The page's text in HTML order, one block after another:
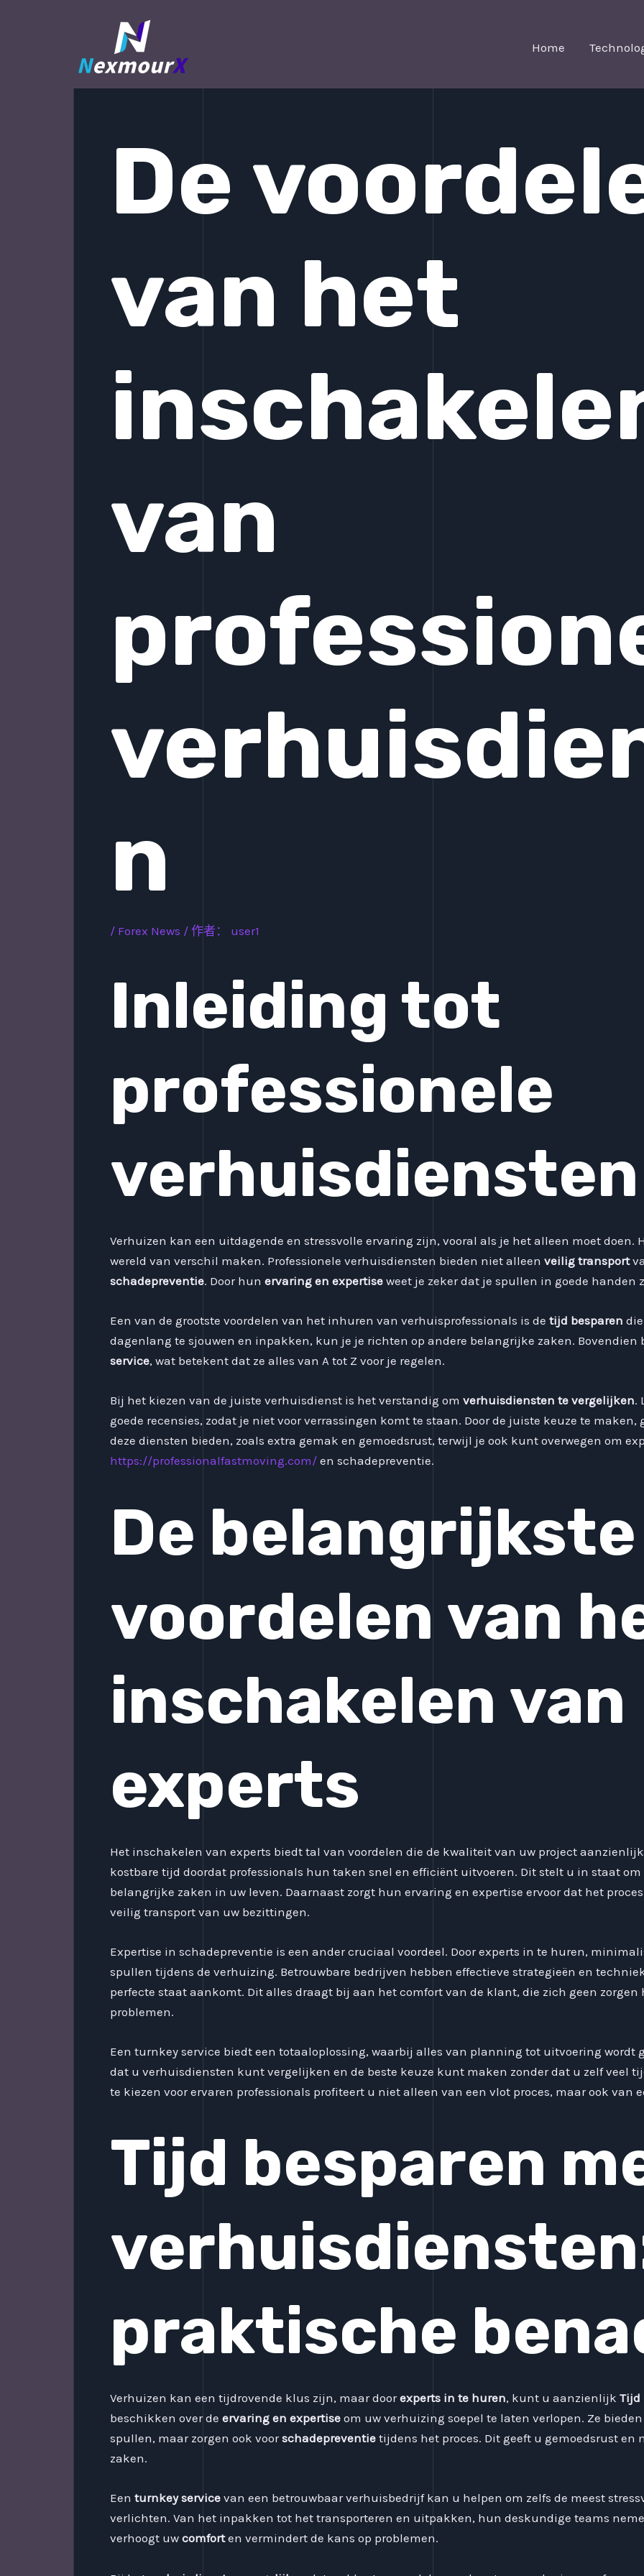
Home
De
van het
van
n
/ Forex News / 作者： user1
Inleiding tot
professionele
verhuisdiensten
Verhuizen kan een uitdagende en stressvolle ervaring zijn, vooral als je het alleen moet
wereld van verschil maken. Professionele verhuisdiensten bieden niet alleen veilig transport
schadepreventie. Door hun ervaring en expertise weet je zeker dat je spullen in goede handen
Een van de grootste voordelen van het inhuren van verhuisprofessionals is de tijd besparen
dagenlang te sjouwen en inpakken, kun je je richten op andere belangrijke zaken. Bovendien
service, wat betekent dat ze alles van A tot Z voor je regelen.
Bij het kiezen van de juiste verhuisdienst is het verstandig om verhuisdiensten te vergelijken.
goede recensies, zodat je niet voor verrassingen komt te staan. Door de juiste keuze te
deze diensten bieden, zoals extra gemak en gemoedsrust, terwijl je ook kunt overwegen om
https://professionalfastmoving.com/ en schadepreventie.
De belangrijkste
voordelen van
inschakelen van
experts
Het inschakelen van experts biedt tal van voordelen die de kwaliteit van uw project
kostbare tijd doordat professionals hun taken snel en efficiënt uitvoeren. Dit stelt u in staat
belangrijke zaken in uw leven. Daarnaast zorgt hun ervaring en expertise ervoor dat het
veilig transport van uw bezittingen.
Expertise in schadepreventie is een ander cruciaal voordeel. Door experts in te huren,
spullen tijdens de verhuizing. Betrouwbare bedrijven hebben effectieve strategieën en
perfecte staat aankomt. Dit alles draagt bij aan het comfort van de klant, die zich geen zorgen
problemen.
Een turnkey service biedt een totaaloplossing, waarbij alles van planning tot uitvoering wordt
dat u verhuisdiensten kunt vergelijken en de beste keuze kunt maken zonder dat u zelf veel
te kiezen voor ervaren professionals profiteert u niet alleen van een vlot proces, maar ook van
Tijd besparen
praktische
Verhuizen kan een tijdrovende klus zijn, maar doorexperts in te huren, kunt u aanzienlijk Tijd
beschikken over de ervaring en expertise om uw verhuizing soepel te laten verlopen. Ze
spullen, maar zorgen ook voorschadepreventie tijdens het proces. Dit geeft u gemoedsrust
zaken.
Een turnkey service van een betrouwbaar verhuisbedrijf kan u helpen om zelfs de meest
verlichten. Van het inpakken tot het transporteren en uitpakken, hun deskundige teams
verhoogt uw comforten vermindert de kans op problemen.